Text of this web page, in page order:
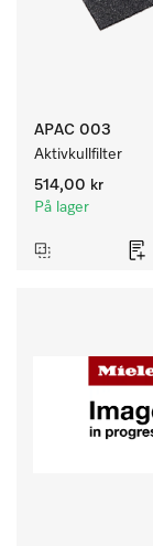
APAC 003
Aktivkullfilter
514,00 kr
På lager